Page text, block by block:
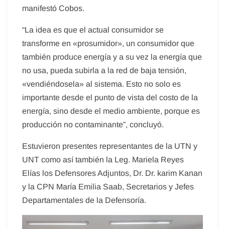
manifestó Cobos.
“La idea es que el actual consumidor se
transforme en «prosumidor», un consumidor que
también produce energía y a su vez la energía que
no usa, pueda subirla a la red de baja tensión,
«vendiéndosela» al sistema. Esto no solo es
importante desde el punto de vista del costo de la
energía, sino desde el medio ambiente, porque es
producción no contaminante”, concluyó.
Estuvieron presentes representantes de la UTN y
UNT como así también la Leg. Mariela Reyes
Elías los Defensores Adjuntos, Dr. Dr. karim Kanan
y la CPN María Emilia Saab, Secretarios y Jefes
Departamentales de la Defensoría.